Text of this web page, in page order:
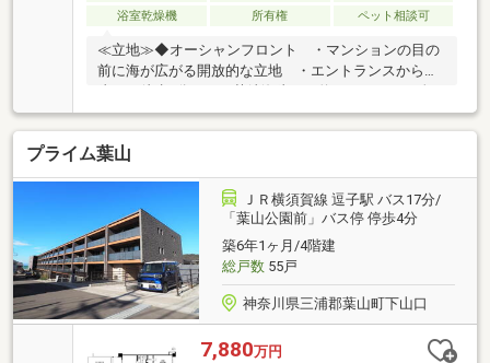
浴室乾燥機
所有権 ペット相談可
≪立地≫◆オーシャンフロント ・マンションの目の
前に海が広がる開放的な立地 ・エントランスから海
岸まで徒歩1分です（芝崎海岸まで約20ｍ） ・一色
海水浴場まで約880ｍ ・葉山マリーナまで約2040ｍ
≪お部屋の特徴≫◆RC造地下1階付5階建の3階部
分 ・南側バルコニーのため陽当り良好 ・バルコニ
ーから海が見えます◆オール電化◆3LDK ・ポー
チ 2.15㎡ ・リビング隣に和室あり ・人造大理石
天板のシステムキッチン（IHクッキングヒータ
ー） ・温水洗浄便座付トイレ ・ハンドシャワー付
洗面化粧台 ・1418サイズのバスルーム（浴室乾燥機
付） ・全居室収納付
プライム葉山
ＪＲ横須賀線 逗子駅 バス17分/
「葉山公園前」バス停 停歩4分
築6年1ヶ月/4階建
総戸数55戸
神奈川県三浦郡葉山町下山口
7,880万円